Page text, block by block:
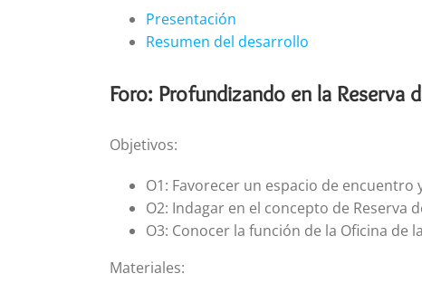
Presentación
Resumen del desarrollo
Foro: Profundizando en la Reserva
Objetivos:
O1: Favorecer un espacio de encuentro
O2: Indagar en el concepto de Reserva
O3: Conocer la función de la Oficina de
Materiales: